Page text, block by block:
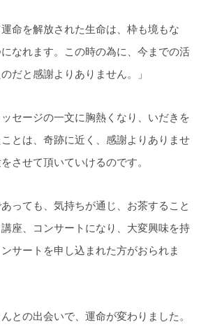
運命を解放された生命は、枠も境もな
なれます。この時の為に、今までの活
だと感謝よりありません。」
セージの一文に胸熱くなり、いだきを
とは、奇跡に近く、感謝よりありませ
させて頂いていけるのです。
っても、気持ちが通じ、お茶すること
座、コンサートになり、大変興味を持
サートを申し込まれた方がおられま
との出会いで、運命が変わりました。